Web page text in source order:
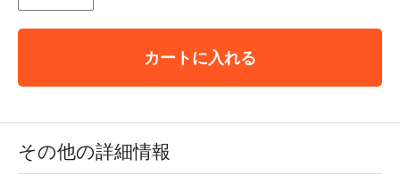
カートに入れる
その他の詳細情報